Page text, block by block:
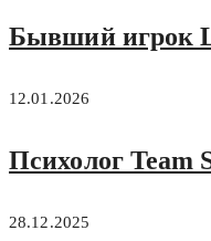
Бывший игрок
12.01.2026
Психолог Team
28.12.2025